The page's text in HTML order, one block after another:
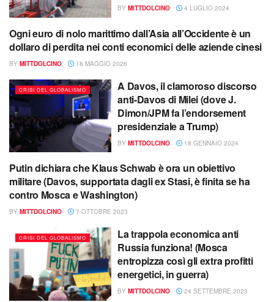
BY MITTDOLCINO 4 LUGLIO 2024
CRISI DEL GLOBALISMO
Ogni euro di nolo marittimo dall’Asia all’Occidente è un
dollaro di perdita nei conti economici delle aziende cinesi
BY MITTDOLCINO 18 MAGGIO 2026
CRISI DEL GLOBALISMO
A Davos, il clamoroso discorso
anti-Davos di Milei (dove J.
Dimon/JPM fa l’endorsement
presidenziale a Trump)
BY MITTDOLCINO 18 GENNAIO 2024
CRISI DEL GLOBALISMO
Putin dichiara che Klaus Schwab è ora un obiettivo
militare (Davos, supportata dagli ex Stasi, è finita se ha
contro Mosca e Washington)
BY MITTDOLCINO 7 OTTOBRE 2023
CRISI DEL GLOBALISMO
La trappola economica anti
Russia funziona! (Mosca
entropizza così gli extra profitti
energetici, in guerra)
BY MITTDOLCINO 24 SETTEMBRE 2023